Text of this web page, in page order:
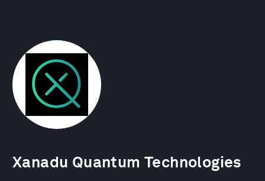
Xanadu Quantum Technologies